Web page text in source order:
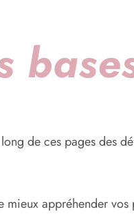
de ces pages des
mieux appréhender